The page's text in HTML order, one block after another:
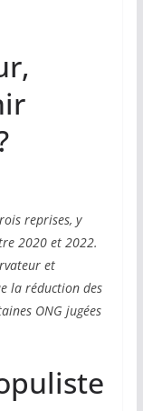
reprises, y
2020 et 2022.
et
la réduction des
ONG jugées